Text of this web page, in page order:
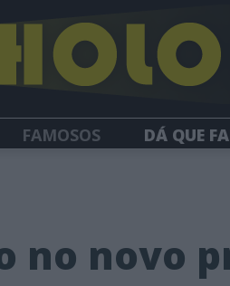
FAMOSOS DÁ QUE
no novo